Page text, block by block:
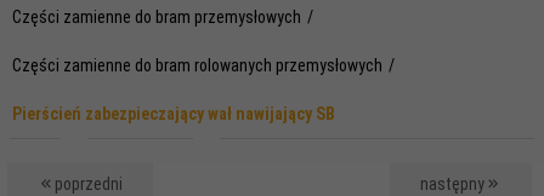
Części zamienne do bram przemysłowych
Części zamienne do bram rolowanych przemysłowych
Pierścień zabezpieczający wał nawijający SB
poprzedni
następny